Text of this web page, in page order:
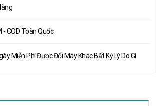
- COD Toàn Quốc
Miễn Phí Được Đổi Máy Khác Bất Kỳ Lý Do Gì